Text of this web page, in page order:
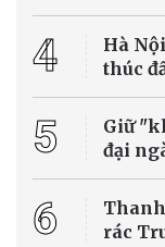
4
Hà
thúc
5
Giữ
đại
6
rác